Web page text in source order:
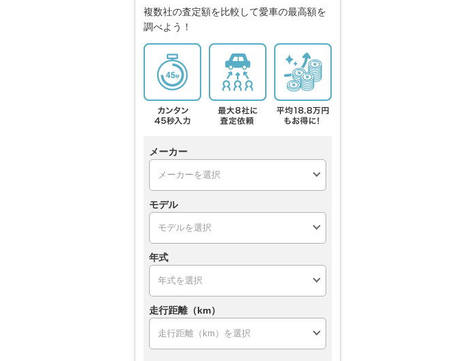
複数社の査定額を比較して愛車の最高額を
調べよう！
メーカー
モデル
年式
走行距離（km）